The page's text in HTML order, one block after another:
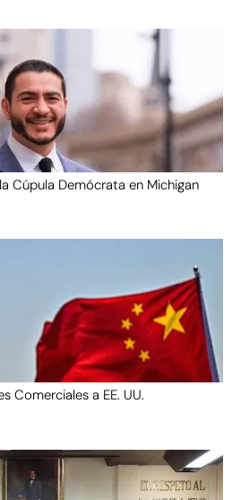
Cúpula Demócrata en Michigan
Comerciales a EE. UU.